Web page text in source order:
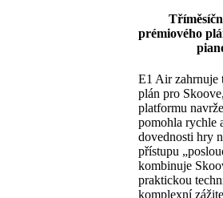
prémiového
E1 Air zahrnuje
plán pro
platformu
pomohla rychle
dovednosti hry
přístupu
kombinuje
praktickou
komplexní